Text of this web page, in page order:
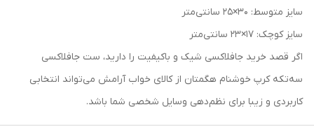
سایز متوسط: 30×25 سانتی‌متر
سایز کوچک: 17×23 سانتی‌متر
اگر قصد خرید جافلاکسی شیک و باکیفیت را دارید، ست جافلاکسی
سه‌تکه کرپ خوشنام هگمتان از کالای خواب آرامش می‌تواند انتخابی
کاربردی و زیبا برای نظم‌دهی وسایل شخصی شما باشد.